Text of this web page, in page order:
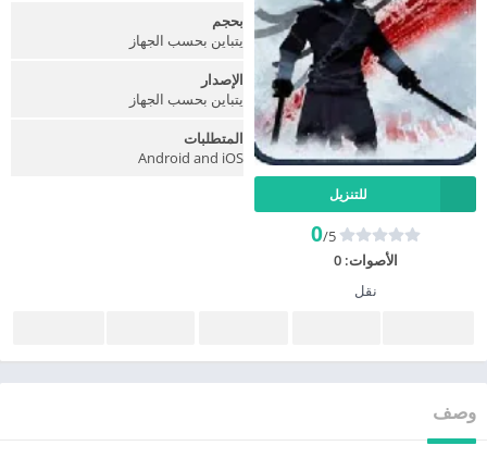
للتنزيل
0/5
الأصوات:0
نقل
بحجم
يتباين بحسب الجهاز
الإصدار
يتباين بحسب الجهاز
المتطلبات
Android and iOS
وصف